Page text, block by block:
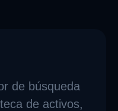
de búsqueda
de activos,